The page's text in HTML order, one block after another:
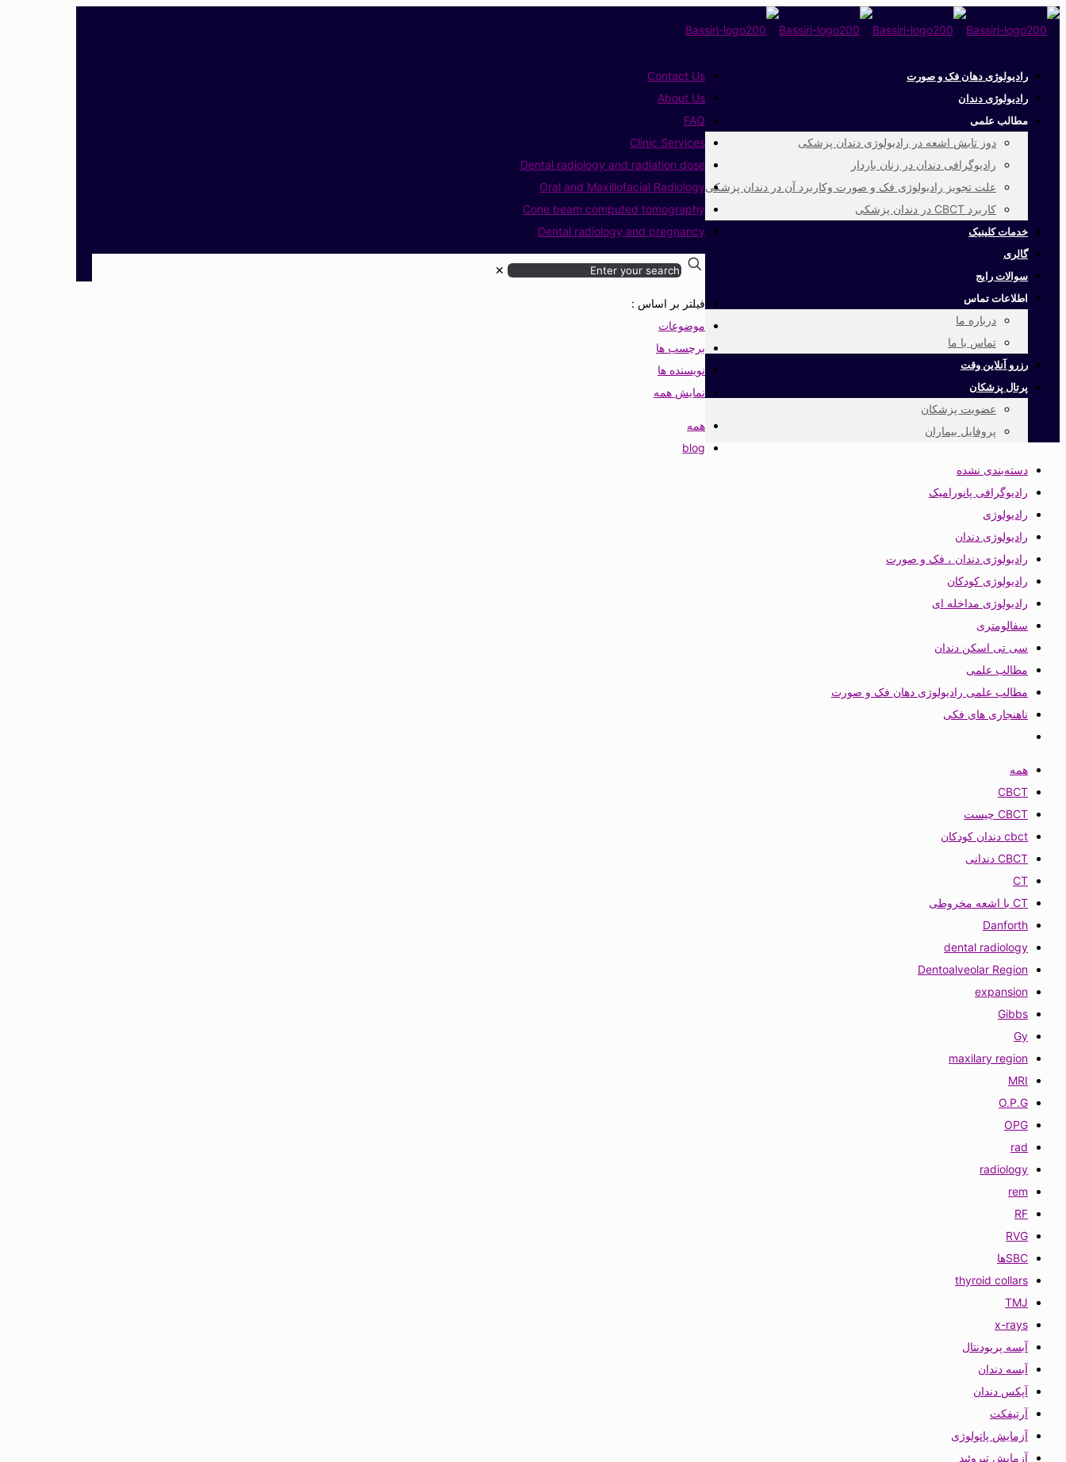
رادیولوژی دهان فک و صورت
رادیولوژی دندان
مطالب علمی
دوز تابش اشعه در رادیولوژی دندان پزشکی
رادیوگرافی دندان در زنان باردار
علت تجویز رادیولوژی فک و صورت وکاربرد آن در دندان پزشکی
کاربرد CBCT در دندان پزشکی
خدمات کلینیک
گالری
سوالات رایج
اطلاعات تماس
درباره ما
تماس با ما
رزرو آنلاین وقت
پرتال پزشکان
عضویت پزشکان
پروفایل بیماران
Contact Us
About Us
FAQ
Clinic Services
Dental radiology and radiation dose
Oral and Maxillofacial Radiology
Cone beam computed tomography
Dental radiology and pregnancy
✕
فیلتر بر اساس :
موضوعات
برچسب ها
نویسنده ها
نمایش همه
همه
blog
دسته‌بندی نشده
رادیوگرافی پانورامیک
رادیولوژی
رادیولوژی دندان
رادیولوژی دندان ، فک و صورت
رادیولوژی کودکان
رادیولوژی مداخله ای
سفالومتری
سی تی اسکن دندان
مطالب علمی
مطالب علمی رادیولوژی دهان فک و صورت
ناهنجاری های فکی
همه
CBCT
CBCT چیست
cbct دندان کودکان
CBCT دندانی
CT
CT با اشعه مخروطی
Danforth
dental radiology
Dentoalveolar Region
expansion
Gibbs
Gy
maxilary region
MRI
O.P.G
OPG
rad
radiology
rem
RF
RVG
SBCها
thyroid collars
TMJ
x-rays
آبسه پریودنتال
آبسه دندان
آپکس دندان
آرتیفکت
آزمایش پاتولوژی
آزمایش تیروئید